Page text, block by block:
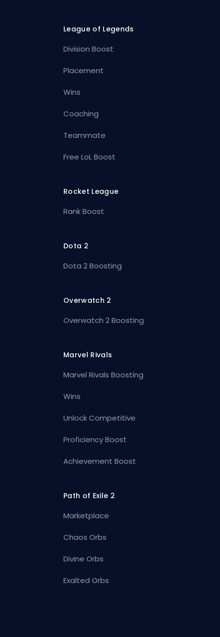
League of Legends
Division Boost
Placement
Wins
Coaching
Teammate
Free LoL Boost
Rocket League
Rank Boost
Dota 2
Dota 2 Boosting
Overwatch 2
Overwatch 2 Boosting
Marvel Rivals
Marvel Rivals Boosting
Wins
Unlock Competitive
Proficiency Boost
Achievement Boost
Path of Exile 2
Marketplace
Chaos Orbs
Divine Orbs
Exalted Orbs